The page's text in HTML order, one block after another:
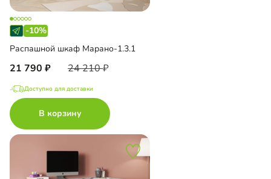
-10%
Распашной шкаф Марано-1.3.1
21 790 24 210
Доступно для доставки
В корзину